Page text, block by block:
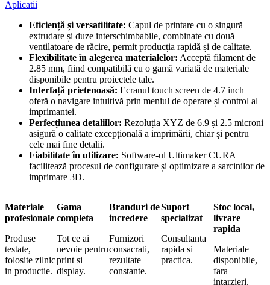
Aplicatii
Eficiență și versatilitate: Capul de printare cu o singură
extrudare și duze interschimbabile, combinate cu două
ventilatoare de răcire, permit producția rapidă și de calitate.
Flexibilitate în alegerea materialelor: Acceptă filament de
2.85 mm, fiind compatibilă cu o gamă variată de materiale
disponibile pentru proiectele tale.
Interfață prietenoasă: Ecranul touch screen de 4.7 inch
oferă o navigare intuitivă prin meniul de operare și control al
imprimantei.
Perfecțiunea detaliilor: Rezoluția XYZ de 6.9 și 2.5 microni
asigură o calitate excepțională a imprimării, chiar și pentru
cele mai fine detalii.
Fiabilitate în utilizare: Software-ul Ultimaker CURA
facilitează procesul de configurare și optimizare a sarcinilor de
imprimare 3D.
Materiale
profesionale
Produse
testate,
folosite zilnic
in productie.
Gama
completa
Tot ce ai
nevoie pentru
print si
display.
Branduri de
incredere
Furnizori
consacrati,
rezultate
constante.
Suport
specializat
Consultanta
rapida si
practica.
Stoc local,
livrare
rapida
Materiale
disponibile,
fara
intarzieri.